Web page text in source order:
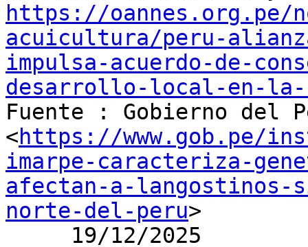
https://oannes.org.pe/
acuicultura/peru-
impulsa-acuerdo-de-
desarrollo-local-en-la-
Fuente : Gobierno del
<https://www.gob.pe/
imarpe-caracteriza-
afectan-a-
norte-del-peru>